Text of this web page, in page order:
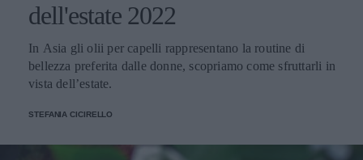
dell'estate 2022
In Asia gli olii per capelli rappresentano la routine di
bellezza preferita dalle donne, scopriamo come sfruttarli in
vista dell’estate.
STEFANIA CICIRELLO